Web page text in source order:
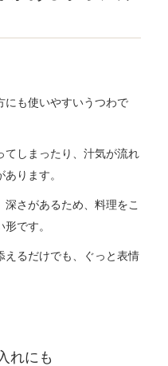
にも使いやすいうつわで
てしまったり、汁気が流れ
ります。
さがあるため、料理をこ
です。
えるだけでも、ぐっと表情
れにも